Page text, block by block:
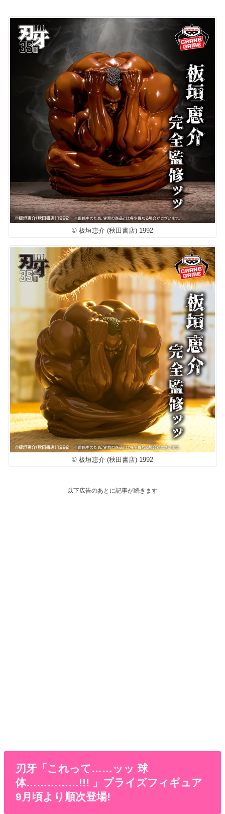
© 板垣恵介 (秋田書店) 1992
© 板垣恵介 (秋田書店) 1992
以下広告のあとに記事が続きます
刃牙「これって……ッッ 球
体……………!!! 」プライズフィギュア
9月頃より順次登場!